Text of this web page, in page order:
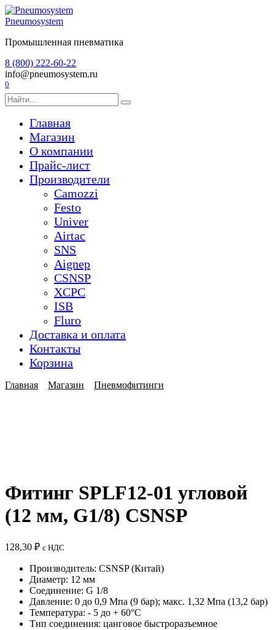
Перейти
к
Pneumosystem
Промышленная пневматика
8 (800) 222-60-22
info@pneumosystem.ru
0
Search
for:
Главная
Магазин
О компании
Прайс-лист
Производители
Camozzi
Festo
Univer
Airtac
SNS
Aignep
CSNSP
XCPC
ISB
Fluro
Доставка и оплата
Контакты
Корзина
Главная Магазин Пневмофитинги
Фитинг SPLF12-01 угловой
(12 мм, G1/8) CSNSP
128,30 ₽ с НДС
Производитель: CSNSP (Китай)
Диаметр: 12 мм
Соединение: G 1/8
Давление: 0 до 0,9 Мпа (9 бар); макс. 1,32 Мпа (13,2 бар)
Температура: - 5 до + 60°C
Тип соединения: цанговое быстроразъемное